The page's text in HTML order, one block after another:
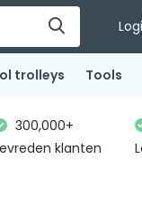
trolleys Tools
300,000+
klanten